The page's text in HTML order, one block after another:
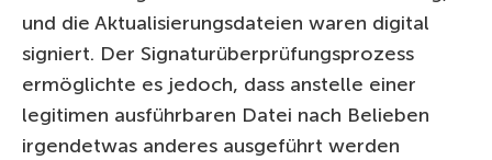
und die Aktualisierungsdateien waren digital
signiert. Der Signaturüberprüfungsprozess
ermöglichte es jedoch, dass anstelle einer
legitimen ausführbaren Datei nach Belieben
irgendetwas anderes ausgeführt werden